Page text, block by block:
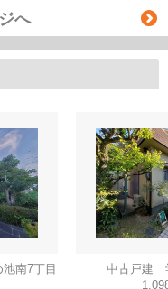
へ
南7丁目
中古戸建